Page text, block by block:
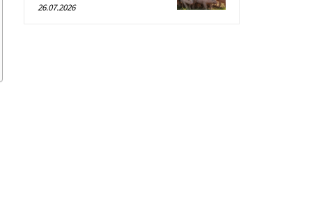
26.07.2026